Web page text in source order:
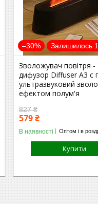
–30% Залишилось
Зволожувач повітря
дифузор Diffuser А3 c
ультразвуковий
ефектом полум'я
827 ₴
579 ₴
В наявності Оптом і в
Купити